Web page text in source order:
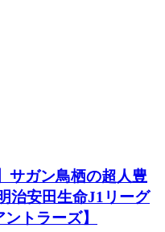
サガン鳥栖の超人豊
治安田生命J1リーグ
トラーズ】